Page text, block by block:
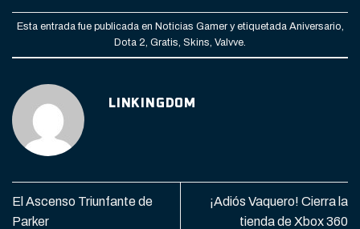
Esta entrada fue publicada en Noticias Gamery etiquetada Aniversario,
Dota 2, Gratis, Skins, Valvve.
LINKINGDOM
El Ascenso Triunfante de
Parker
¡Adiós Vaquero! Cierra la
tienda de Xbox 360